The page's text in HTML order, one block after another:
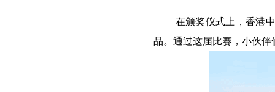
在颁奖仪式上，香港
品。通过这届比赛，小伙伴